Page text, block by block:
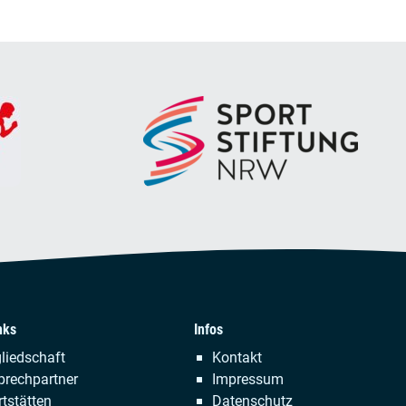
Infos
Navigation
überspringen
Kontakt
Impressum
Datenschutz